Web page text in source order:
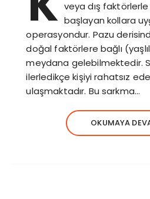
veya dış
başlayan kollara
operasyondur. Pazu
doğal faktörlere bağlı
meydana gelebilmektedir.
ilerledikçe kişiyi rahatsız
ulaşmaktadır. Bu sarkma…
OKUMAYA